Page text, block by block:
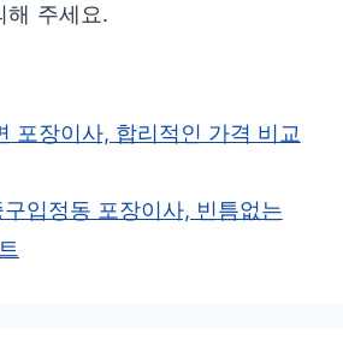
해 주세요.
포장이사, 합리적인 가격 비교
입정동 포장이사, 빈틈없는